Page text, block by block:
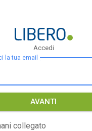
Accedi
la tua email
AVANTI
collegato